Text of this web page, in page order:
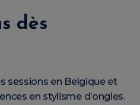
dès
sessions en Belgique et
en stylisme d’ongles.